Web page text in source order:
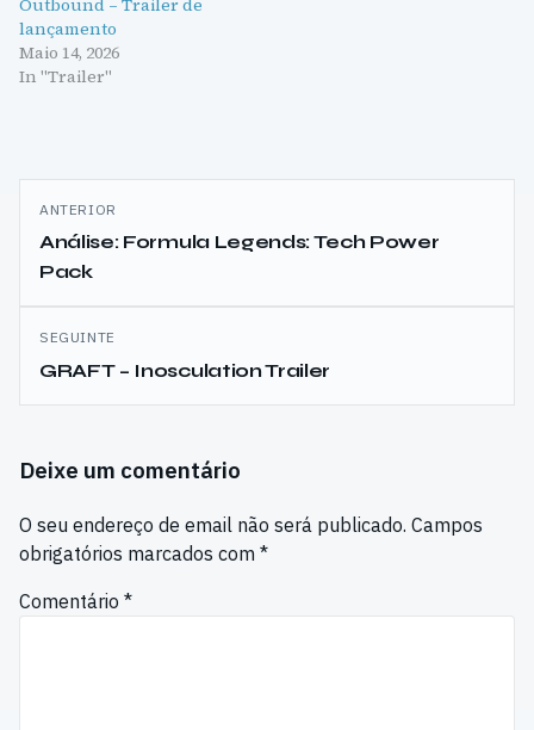
lançamento
Maio 14, 2026
In "Trailer"
Navegação
de
artigos
ANTERIOR
Análise: Formula Legends: Tech Power
Pack
SEGUINTE
GRAFT – Inosculation Trailer
Deixe um comentário
O seu endereço de email não será publicado. Campos
obrigatórios marcados com *
Comentário *